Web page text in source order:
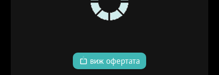
виж офертата